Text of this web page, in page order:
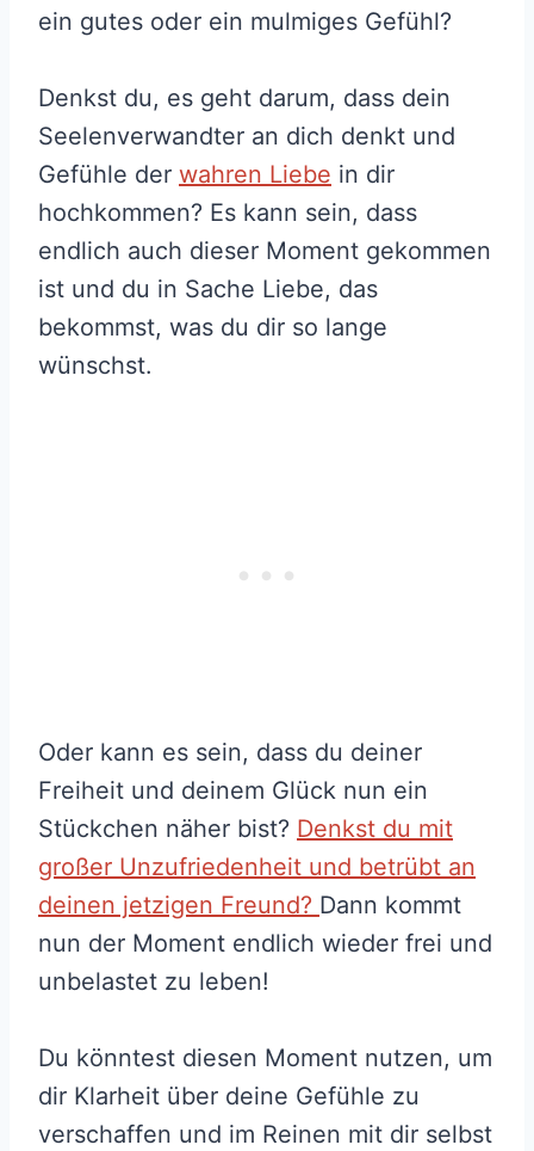
ein gutes oder ein mulmiges Gefühl?
Denkst du, es geht darum, dass dein
Seelenverwandter an dich denkt und
Gefühle der wahren Liebe in dir
hochkommen? Es kann sein, dass
endlich auch dieser Moment gekommen
ist und du in Sache Liebe, das
bekommst, was du dir so lange
wünschst.
Oder kann es sein, dass du deiner
Freiheit und deinem Glück nun ein
Stückchen näher bist? Denkst du mit
großer Unzufriedenheit und betrübt an
deinen jetzigen Freund? Dann kommt
nun der Moment endlich wieder frei und
unbelastet zu leben!
Du könntest diesen Moment nutzen, um
dir Klarheit über deine Gefühle zu
verschaffen und im Reinen mit dir selbst